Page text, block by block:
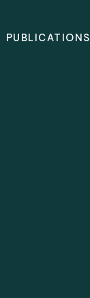
PUBLICATIONS